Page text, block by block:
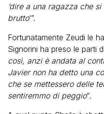
‘dire a una ragazza che
brutto‘”.
Fortunatamente Zeudi le
Signorini ha preso le parti
così, anzi è andata al
Javier non ha detto una
che se mettessero delle
sentiremmo di peggio“.